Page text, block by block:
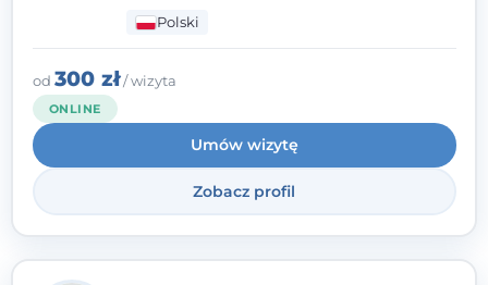
w tym Ty i ja, ma wpływ na swoje
szczęście. Należy uwierzyć w siebie i działać
w obranym kierunku.
Polski
od 300 zł/ wizyta
ONLINE
Umów wizytę
Zobacz profil